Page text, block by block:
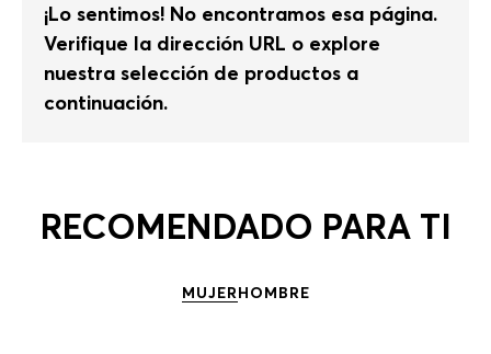
¡Lo sentimos! No encontramos esa página.
Verifique la dirección URL o explore
nuestra selección de productos a
continuación.
RECOMENDADO PARA TI
MUJERHOMBRE